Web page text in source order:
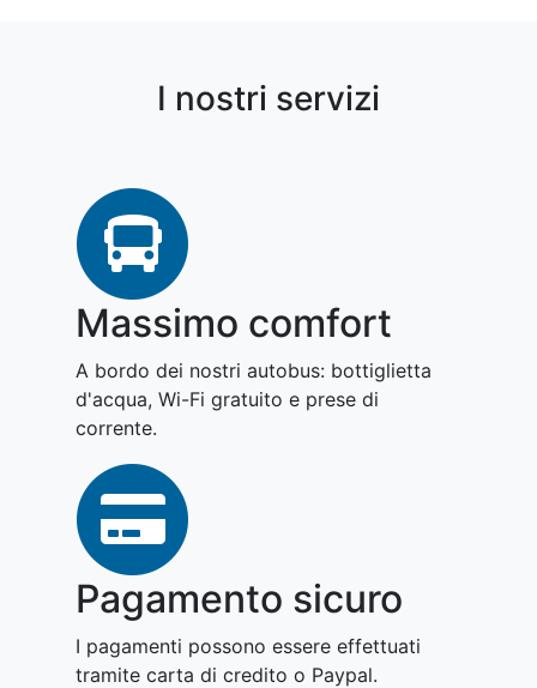
I nostri servizi
Massimo comfort
A bordo dei nostri autobus: bottiglietta
d'acqua, Wi-Fi gratuito e prese di
corrente.
Pagamento sicuro
I pagamenti possono essere effettuati
tramite carta di credito o Paypal.